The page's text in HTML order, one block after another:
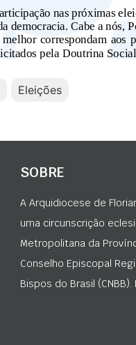
Eleições
SOBRE
A Arquidiocese de
uma circunscrição
Metropolitana da
Conselho Episcopal
Bispos do Brasil (CNBB).